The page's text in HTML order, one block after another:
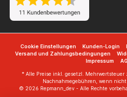
Cookie Einstellungen Kunden-Login
Versand und Zahlungsbedingungen
Impressum
* Alle Preise inkl. gesetzl. Mehrwertsteuer
Nachnahmegebühren, wenn
© 2026 Repmann_dev - Alle Rechte